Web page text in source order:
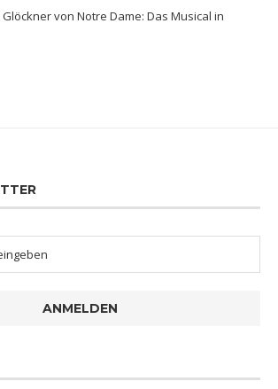
Glöckner von Notre Dame: Das Musical in
ANMELDEN